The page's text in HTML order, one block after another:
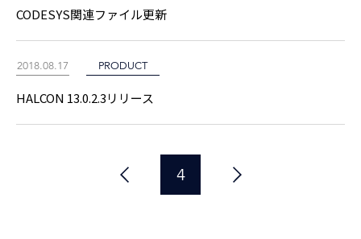
CODESYS関連ファイル更新
2018.08.17 PRODUCT
HALCON 13.0.2.3リリース
4